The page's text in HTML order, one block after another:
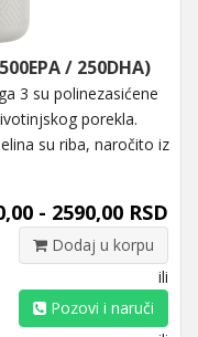
/ 250DHA)
3 su polinezasićene
porekla.
su riba, naročito iz
- 2590,00 RSD
Dodaj u korpu
ili
Pozovi i naruči